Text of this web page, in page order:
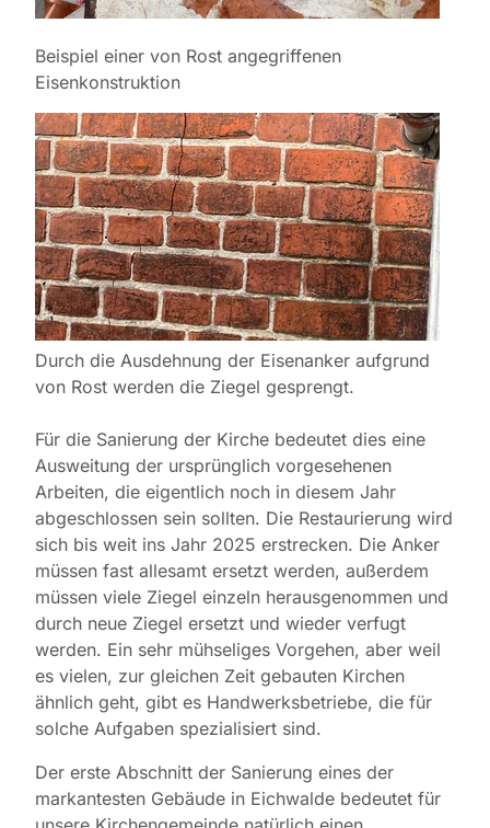
Beispiel einer von Rost angegriffenen
Eisenkonstruktion
Durch die Ausdehnung der Eisenanker aufgrund
von Rost werden die Ziegel gesprengt.
Für die Sanierung der Kirche bedeutet dies eine
Ausweitung der ursprünglich vorgesehenen
Arbeiten, die eigentlich noch in diesem Jahr
abgeschlossen sein sollten. Die Restaurierung wird
sich bis weit ins Jahr 2025 erstrecken. Die Anker
müssen fast allesamt ersetzt werden, außerdem
müssen viele Ziegel einzeln herausgenommen und
durch neue Ziegel ersetzt und wieder verfugt
werden. Ein sehr mühseliges Vorgehen, aber weil
es vielen, zur gleichen Zeit gebauten Kirchen
ähnlich geht, gibt es Handwerksbetriebe, die für
solche Aufgaben spezialisiert sind.
Der erste Abschnitt der Sanierung eines der
markantesten Gebäude in Eichwalde bedeutet für